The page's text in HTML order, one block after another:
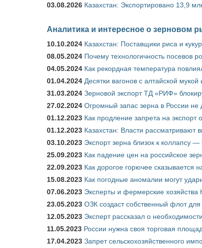
03.08.2026 Казахстан: Экспортировано 13,9
Аналитика и интересное о зерновом
10.10.2024 Казахстан: Поставщики риса и
08.05.2024 Почему технологичность посевов
04.05.2024 Как рекордная температура
01.04.2024 Десятки вагонов с алтайской
31.03.2024 Зерновой экспорт ТД «РИФ»
27.02.2024 Огромный запас зерна в России
01.12.2023 Как продление запрета на экспорт
01.12.2023 Казахстан: Власти
03.10.2023 Экспорт зерна близок к коллапсу —
25.09.2023 Как падение цен на российское
22.09.2023 Как дорогое горючее сказывается
15.08.2023 Как погодные аномалии могут
07.06.2023 Эксперты и фермерские
23.05.2023 ОЗК создаст собственный флот для
12.05.2023 Эксперт рассказал о
11.05.2023 России нужна своя торговая
17.04.2023 Запрет сельскохозяйственного